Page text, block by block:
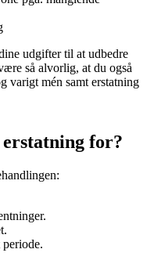
udgifter til at udbedre
så alvorlig, at du også
varigt mén samt erstatning
for?